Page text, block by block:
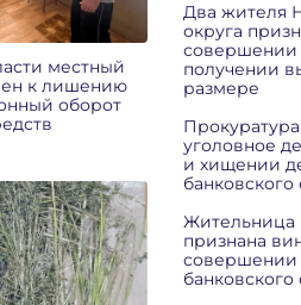
местный
к лишению
оборот
Два жителя
округа
совершении
получении
размере
уголовное
и хищении
банковского
Жительница
признана
совершении
банковского